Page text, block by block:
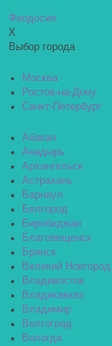
Феодосия
X
Выбор города
Москва
Ростов-на-Дону
Санкт-Петербург
Абакан
Анадырь
Архангельск
Астрахань
Барнаул
Белгород
Биробиджан
Благовещенск
Брянск
Великий Новгород
Владивосток
Владикавказ
Владимир
Волгоград
Вологда